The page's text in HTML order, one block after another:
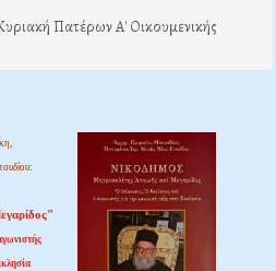
Πατέρων Α' Οικουμενικής